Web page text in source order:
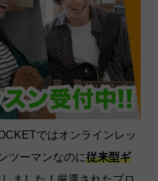
ではオンラインレッ
ツーマンなのに従来型ギ